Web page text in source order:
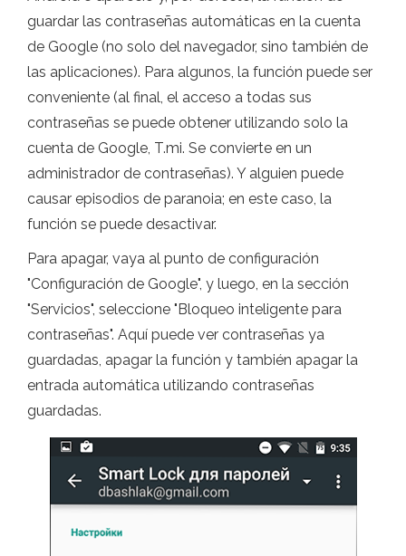
guardar las contraseñas automáticas en la cuenta
de Google (no solo del navegador, sino también de
las aplicaciones). Para algunos, la función puede ser
conveniente (al final, el acceso a todas sus
contraseñas se puede obtener utilizando solo la
cuenta de Google, T.mi. Se convierte en un
administrador de contraseñas). Y alguien puede
causar episodios de paranoia; en este caso, la
función se puede desactivar.
Para apagar, vaya al punto de configuración
"Configuración de Google", y luego, en la sección
"Servicios", seleccione "Bloqueo inteligente para
contraseñas". Aquí puede ver contraseñas ya
guardadas, apagar la función y también apagar la
entrada automática utilizando contraseñas
guardadas.